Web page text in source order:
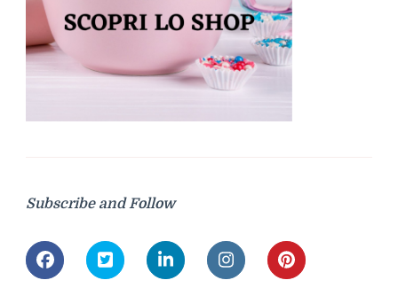
Subscribe and Follow